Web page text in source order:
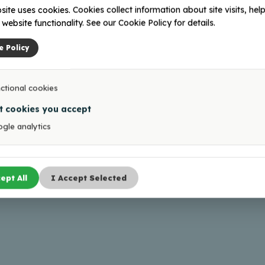
muuseumi ruumides;
15 €).
ürituste,
28352770
uses cookies. Cookies collect information about site visits,
functionality. See our Cookie Policy for details.
Policy
cookies
cookies you accept
analytics
All I Accept Selected